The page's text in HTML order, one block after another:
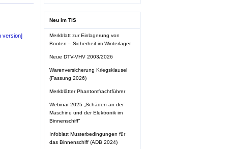
version]
Neu im TIS
Merkblatt zur Einlagerung von
Booten – Sicherheit im Winterlager
Neue DTV-VHV 2003/2026
Warenversicherung Kriegsklausel
(Fassung 2026)
Merkblätter Phantomfrachtführer
Webinar 2025 „Schäden an der
Maschine und der Elektronik im
Binnenschiff“
Infoblatt Musterbedingungen für
das Binnenschiff (ADB 2024)